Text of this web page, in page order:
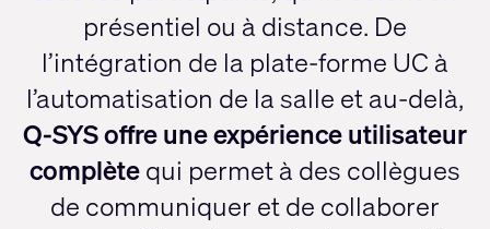
présentiel ou à distance. De
l’intégration de la plate-forme UC à
l’automatisation de la salle et au-delà,
Q-SYS offre une expérience utilisateur
complètequi permet à des collègues
de communiquer et de collaborer